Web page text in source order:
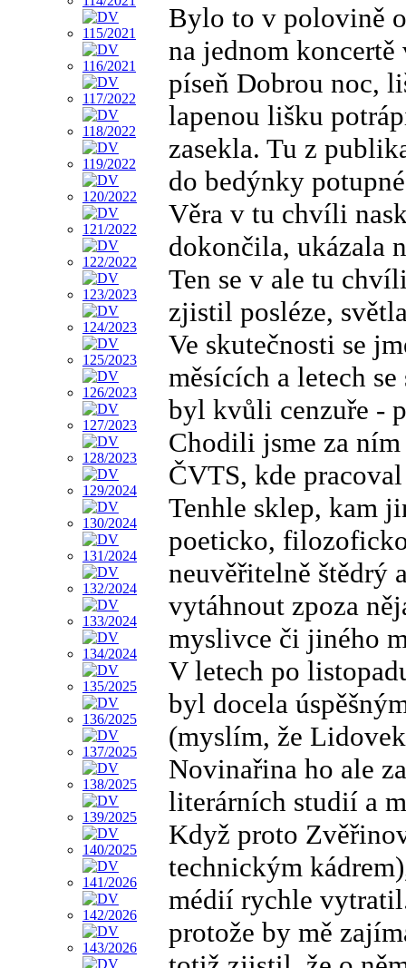
Bylo to v polovině
na jednom
píseň Dobrou noc,
lapenou lišku
zasekla. Tu z
do bedýnky
Věra v tu chvíli
dokončila, ukázala
Ten se v ale tu
zjistil posléze,
Ve skutečnosti se
měsících a letech
byl kvůli cenzuře -
Chodili jsme za
ČVTS, kde
Tenhle sklep, kam
poeticko,
neuvěřitelně štědrý
vytáhnout zpoza
myslivce či jiného
V letech po
byl docela
(myslím, že
Novinařina ho ale
literárních studií a
Když proto
technickým
médií rychle
protože by mě